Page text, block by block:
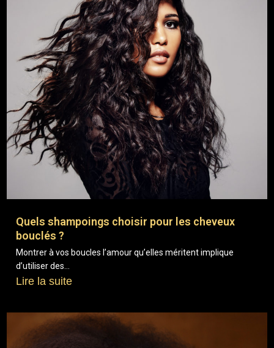
Quels shampoings choisir pour les cheveux
bouclés ?
Montrer à vos boucles l’amour qu’elles méritent implique
d’utiliser des...
Lire la suite